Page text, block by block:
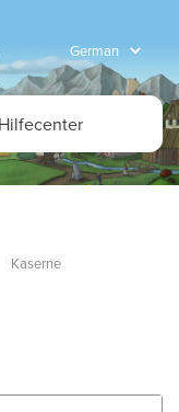
Kaserne